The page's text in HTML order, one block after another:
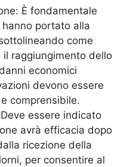
È fondamentale
portato alla
come
raggiungimento dello
economici
devono essere
comprensibile.
essere indicato
avrà efficacia dopo
ricezione della
per consentire al